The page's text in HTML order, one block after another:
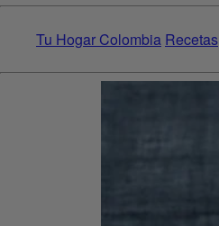
Tu Hogar Colombia Recetas